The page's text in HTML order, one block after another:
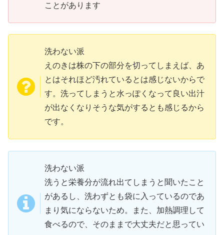
ことがあります
洗わない派
えのきは株の下の部分を切ってしまえば、あ
とはそれほど汚れているとは感じないからで
す。洗ってしまうと水っぽくなって良い出汁
が出なくなりそうな気がするとも感じるから
です。
洗わない派
洗うと栄養分が流れ出てしまうと聞いたこと
があるし、洗わずとも袋に入っているのであ
まり気にならないため。また、加熱調理して
食べるので、そのままで大丈夫だと思ってい